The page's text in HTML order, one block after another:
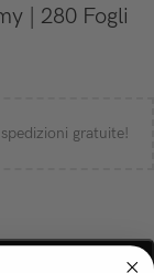
| 280 Fogli
gratuite!